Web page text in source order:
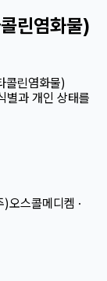
린염화물)
콜린염화물)
별과 개인 상태를
오스콜메디켐 ·